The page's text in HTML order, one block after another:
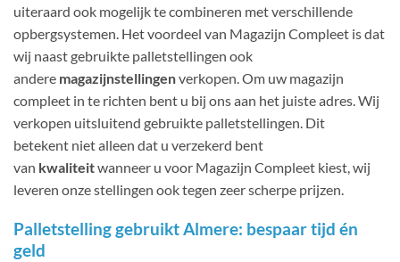
uiteraard ook mogelijk te combineren met verschillende
opbergsystemen. Het voordeel van Magazijn Compleet is dat
wij naast gebruikte palletstellingen ook
andere magazijnstellingenverkopen. Om uw magazijn
compleet in te richten bent u bij ons aan het juiste adres. Wij
verkopen uitsluitend gebruikte palletstellingen. Dit
betekent niet alleen dat u verzekerd bent
van kwaliteitwanneer u voor Magazijn Compleet kiest, wij
leveren onze stellingen ook tegen zeer scherpe prijzen.
Palletstelling gebruikt Almere: bespaar tijd én
geld